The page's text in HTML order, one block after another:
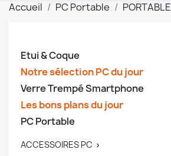
Accueil PC Portable PORTABLE
Etui & Coque
Notre sélection PC du jour
Verre Trempé Smartphone
Les bons plans du jour
PC Portable
ACCESSOIRES PC 